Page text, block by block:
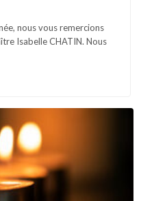
nous vous remercions
Isabelle CHATIN. Nous